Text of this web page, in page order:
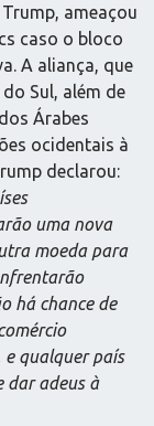
ameaçou
caso o bloco
A aliança, que
Sul, além de
Árabes
ocidentais à
declarou:
uma nova
moeda para
há chance de
qualquer país
dar adeus à